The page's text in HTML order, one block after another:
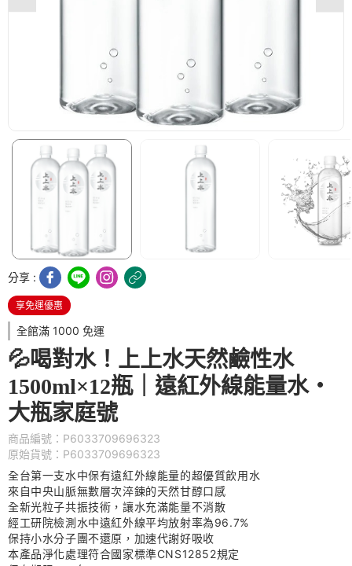
分享 :
享免運優惠
全館滿 1000 免運
💦喝對水！上上水天然鹼性水
1500ml×12瓶｜遠紅外線能量水・
大瓶家庭號
商品編號：P6033709696323
原始貨號：P6033709696323
全台第一支水中保有遠紅外線能量的超優質飲用水
來自中央山脈無數層次淬鍊的天然甘醇口感
全新光粒子共振技術，讓水充滿能量不消散
經工研院檢測水中遠紅外線平均放射率為96.7%
保持小水分子團不還原，加速代謝好吸收
本產品淨化處理符合國家標準CNS12852規定